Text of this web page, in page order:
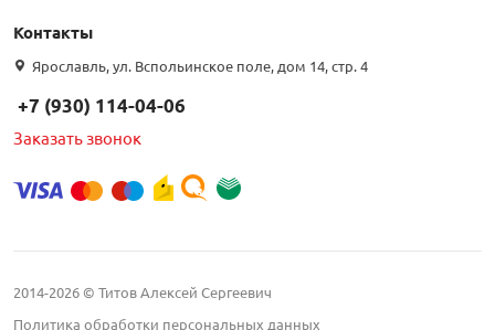
Интернет цена
MIMO
Контакты
Ярославль, ул. Вспольинское поле, дом 14, стр. 4
+7 (930) 114-04-06
Заказать звонок
2014-2026 © Титов Алексей Сергеевич
Политика обработки персональных данных